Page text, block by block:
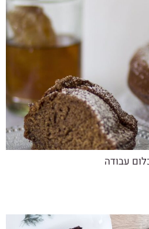
עבודה